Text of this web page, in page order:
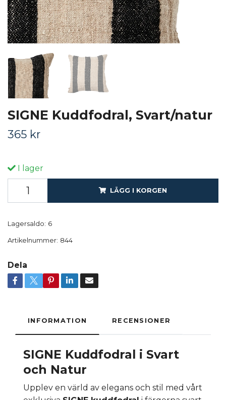
SIGNE Kuddfodral, Svart/natur
365 kr
I lager
LÄGG I KORGEN
Lagersaldo: 6
Artikelnummer: 844
Dela
INFORMATION RECENSIONER
SIGNE Kuddfodral i Svart
och Natur
Upplev en värld av elegans och stil med vårt